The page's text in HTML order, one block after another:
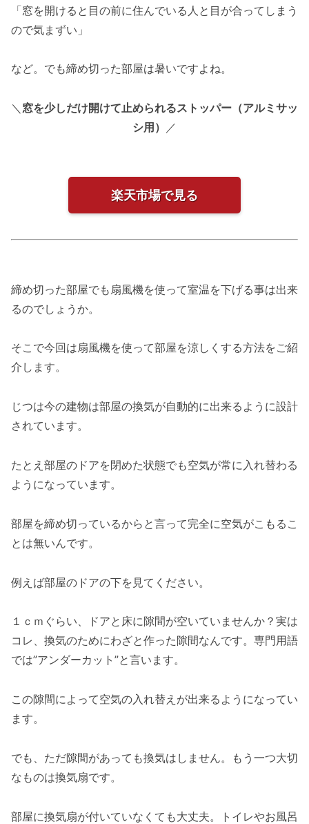
「窓を開けると目の前に住んでいる人と目が合ってしまう
ので気まずい」
など。でも締め切った部屋は暑いですよね。
＼ 窓を少しだけ開けて止められるストッパー（アルミサッ
シ用） ／
楽天市場で見る
締め切った部屋でも扇風機を使って室温を下げる事は出来
るのでしょうか。
そこで今回は扇風機を使って部屋を涼しくする方法をご紹
介します。
じつは今の建物は部屋の換気が自動的に出来るように設計
されています。
たとえ部屋のドアを閉めた状態でも空気が常に入れ替わる
ようになっています。
部屋を締め切っているからと言って完全に空気がこもるこ
とは無いんです。
例えば部屋のドアの下を見てください。
１ｃｍぐらい、ドアと床に隙間が空いていませんか？実は
コレ、換気のためにわざと作った隙間なんです。専門用語
では”アンダーカット”と言います。
この隙間によって空気の入れ替えが出来るようになってい
ます。
でも、ただ隙間があっても換気はしません。もう一つ大切
なものは換気扇です。
部屋に換気扇が付いていなくても大丈夫。トイレやお風呂